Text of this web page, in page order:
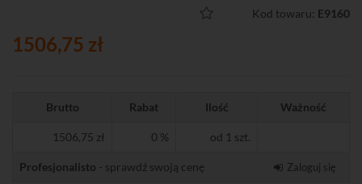
Kod towaru: E9160
1506,75 zł
Brutto Rabat Ilość Ważność
1506,75 zł 0 % od 1 szt.
Profesjonalisto - sprawdź swoją cenę Zaloguj się